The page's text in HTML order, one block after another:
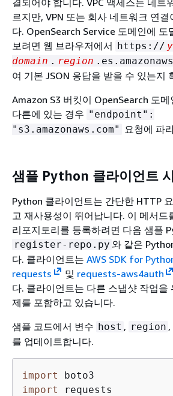
결되어야 합니다. VPC 액세스는 네트
르지만, VPN 또는 회사 네트워크 연
다. OpenSearch Service 도메인에 도
보려면 웹 브라우저에서 https://
domain . region
여 기본 JSON 응답을 받을 수 있는지
Amazon S3 버킷이 OpenSearch 도메
다른에 있는 경우 "endpoint":
"s3.amazonaws.com" 요청에 파
샘플 Python 클라이언트
Python 클라이언트는 간단한 HTTP
고 재사용성이 뛰어납니다. 이 메서드
리포지토리를 등록하려면 다음 샘플
register-repo.py 와 같은
다. 클라이언트는 AWS SDK for
requests
및 requests-aws4auth
다. 클라이언트는 다른 스냅샷 작업을
제를 포함하고 있습니다.
샘플 코드에서 변수 host , region ,
를 업데이트합니다.
import
import